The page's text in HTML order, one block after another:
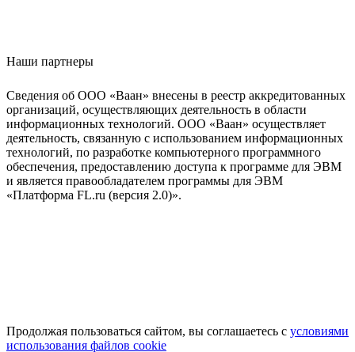
Наши партнеры
Сведения об ООО «Ваан» внесены в реестр аккредитованных
организаций, осуществляющих деятельность в области
информационных технологий. ООО «Ваан» осуществляет
деятельность, связанную с использованием информационных
технологий, по разработке компьютерного программного
обеспечения, предоставлению доступа к программе для ЭВМ
и является правообладателем программы для ЭВМ
«Платформа FL.ru (версия 2.0)».
Продолжая пользоваться сайтом, вы соглашаетесь с условиями
использования файлов cookie